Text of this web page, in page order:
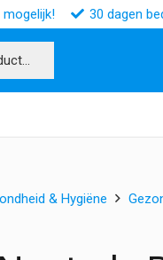
mogelijk! 30 dagen
& Hygiëne